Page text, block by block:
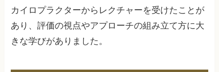
カイロプラクターからレクチャーを受けたことが
あり、評価の視点やアプローチの組み立て方に大
きな学びがありました。